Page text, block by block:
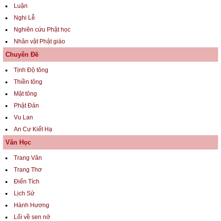
Luận
Nghi Lễ
Nghiên cứu Phật học
Nhân vật Phật giáo
Chuyên Đề
Tịnh Độ tông
Thiền tông
Mật tông
Phật Đản
Vu Lan
An Cư Kiết Hạ
Văn Học
Trang Văn
Trang Thơ
Điển Tích
Lịch Sử
Hành Hương
Lối về sen nở